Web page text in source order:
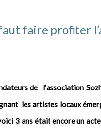
faire profiter
de l’association
les artistes locaux
3 ans était encore un